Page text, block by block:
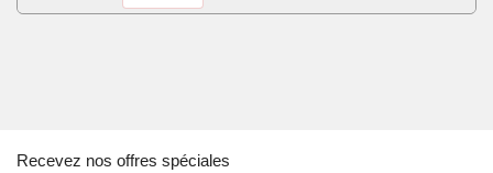
Recevez nos offres spéciales